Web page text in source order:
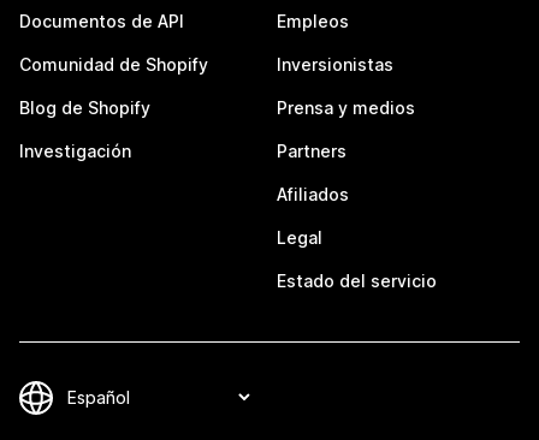
Documentos de API
Comunidad de Shopify
Blog de Shopify
Investigación
Empleos
Inversionistas
Prensa y medios
Partners
Afiliados
Legal
Estado del servicio